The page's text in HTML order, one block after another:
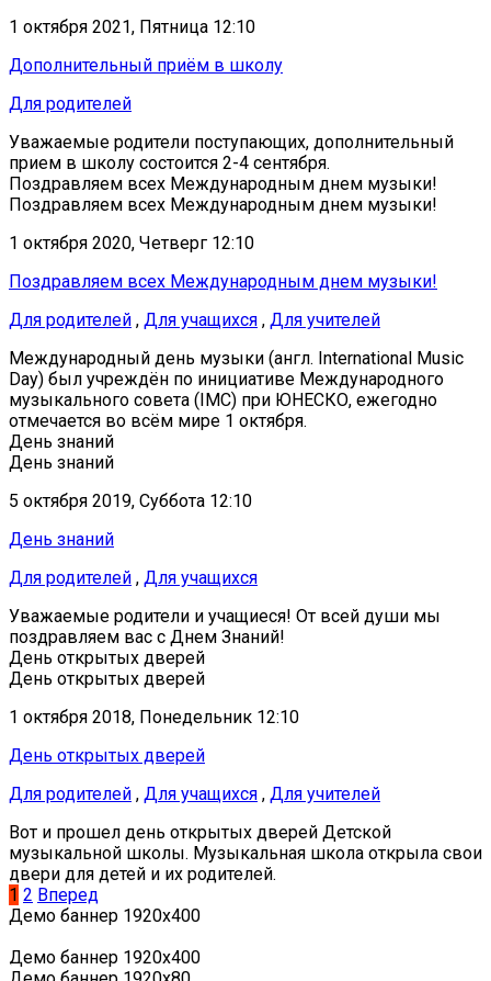
1 октября 2021, Пятница 12:10
Дополнительный приём в школу
Для родителей
Уважаемые родители поступающих, дополнительный
прием в школу состоится 2-4 сентября.
Поздравляем всех Международным днем музыки!
Поздравляем всех Международным днем музыки!
1 октября 2020, Четверг 12:10
Поздравляем всех Международным днем музыки!
Для родителей , Для учащихся , Для учителей
Международный день музыки (англ. International Music
Day) был учреждён по инициативе Международного
музыкального совета (IMC) при ЮНЕСКО, ежегодно
отмечается во всём мире 1 октября.
День знаний
День знаний
5 октября 2019, Суббота 12:10
День знаний
Для родителей , Для учащихся
Уважаемые родители и учащиеся! От всей души мы
поздравляем вас с Днем Знаний!
День открытых дверей
День открытых дверей
1 октября 2018, Понедельник 12:10
День открытых дверей
Для родителей , Для учащихся , Для учителей
Вот и прошел день открытых дверей Детской
музыкальной школы. Музыкальная школа открыла свои
двери для детей и их родителей.
1 2 Вперед
Демо баннер 1920х400
Демо баннер 1920х400